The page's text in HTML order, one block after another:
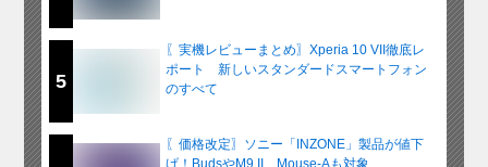
5
〖実機レビューまとめ〗Xperia 10 VII徹底レ
ポート 新しいスタンダードスマートフォン
のすべて
〖価格改定〗ソニー「INZONE」製品が値下